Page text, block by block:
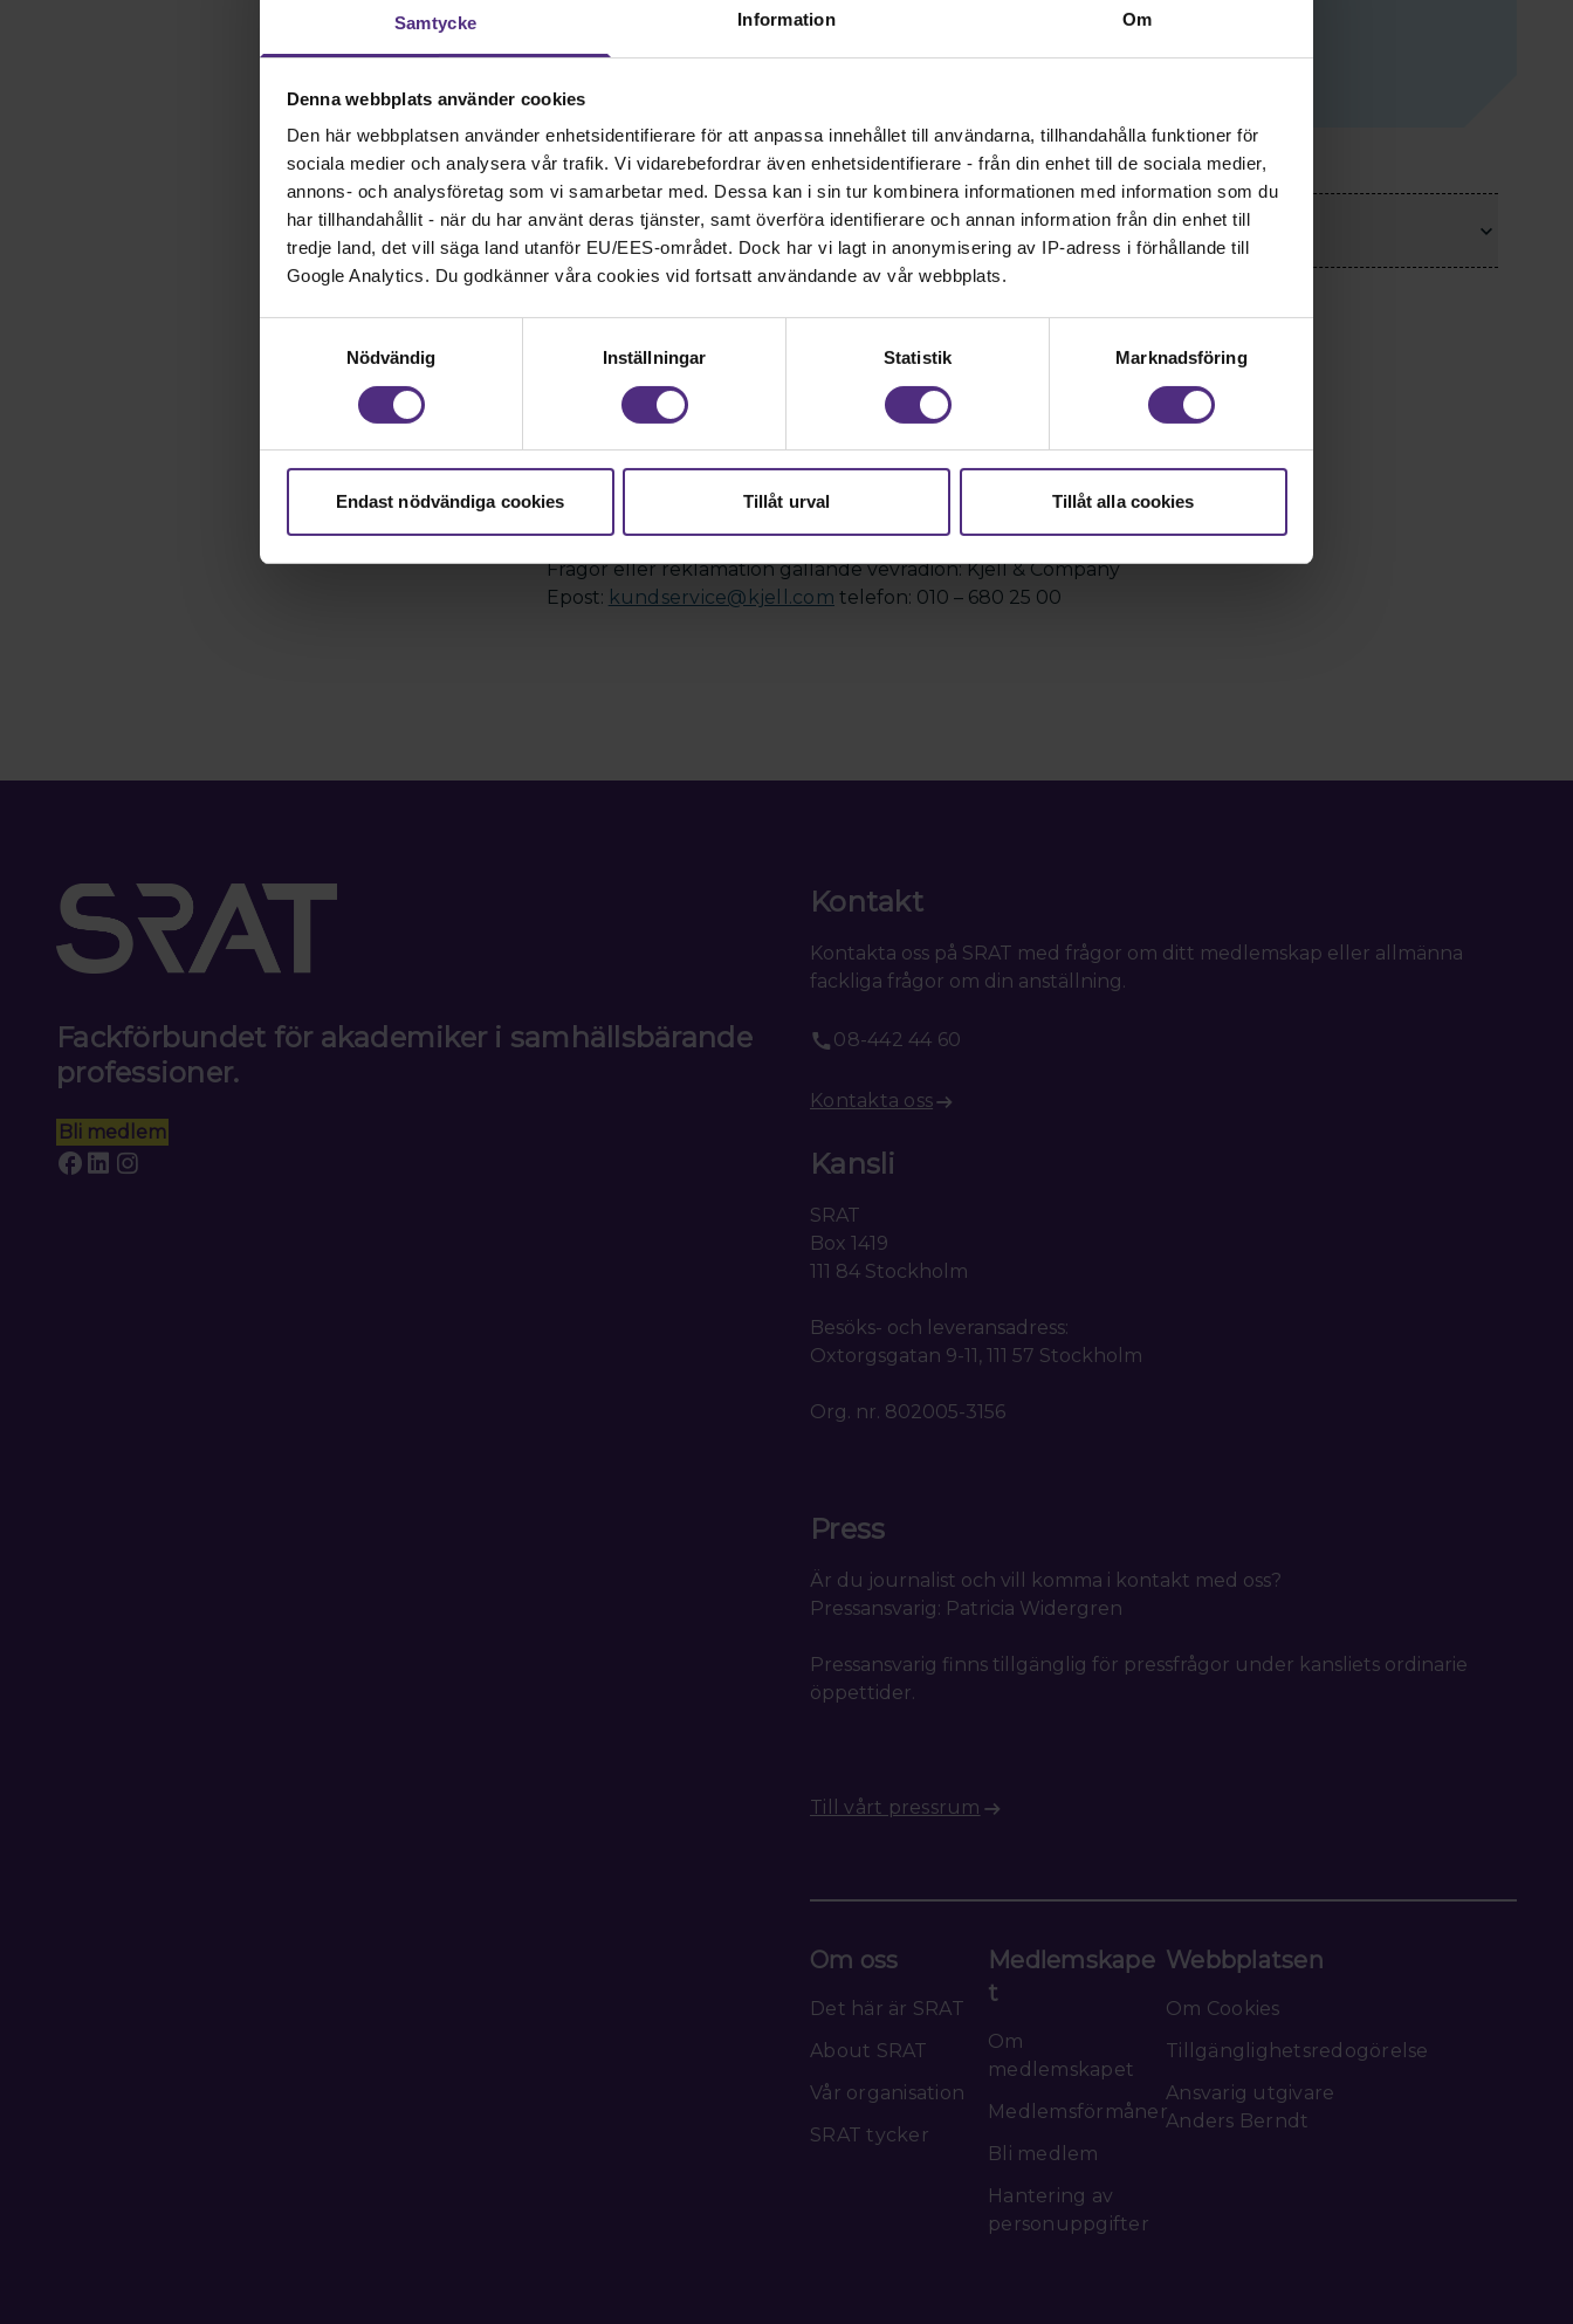
Samtycke Information Om
Denna webbplats använder cookies
Den här webbplatsen använder enhetsidentifierare för att anpassa innehållet till användarna, tillhandahålla funktioner för
sociala medier och analysera vår trafik. Vi vidarebefordrar även enhetsidentifierare - från din enhet till de sociala medier,
annons- och analysföretag som vi samarbetar med. Dessa kan i sin tur kombinera informationen med information som du
har tillhandahållit - när du har använt deras tjänster, samt överföra identifierare och annan information från din enhet till
tredje land, det vill säga land utanför EU/EES-området. Dock har vi lagt in anonymisering av IP-adress i förhållande till
Google Analytics. Du godkänner våra cookies vid fortsatt användande av vår webbplats.
Nödvändig
Inställningar Statistik Marknadsföring
Endast nödvändiga cookies Tillåt urval Tillåt alla cookies
Vikt: 2,1 kg inkl emballage
Beställ Folklådan med medlemsrabatt
Uppgifter kopplat till reklamation Folklådan
Frågor kring leverans eller retur av hel låda: Nordway Store
E-post:support@nordwaystore.seTelefon 0220-77 20 40
Frågor eller reklamation gällande Triangakök:
Frågor eller reklamation gällande vevradion: Kjell & Company
Epost: kundservice@kjell.com telefon: 010 – 680 25 00
Fackförbundet för akademiker i samhällsbärande
professioner.
Bli medlem
Kontakt
Kontakta oss på SRAT med frågor om ditt medlemskap eller allmänna
fackliga frågor om din anställning.
08-442 44 60
Kontakta oss
Kansli
SRAT
Box 1419
111 84 Stockholm
Besöks- och leveransadress:
Oxtorgsgatan 9-11, 111 57 Stockholm
Org. nr. 802005-3156
Press
Är du journalist och vill komma i kontakt med oss?
Pressansvarig: Patricia Widergren
Pressansvarig finns tillgänglig för pressfrågor under kansliets ordinarie
öppettider.
Till vårt pressrum
Om oss
Det här är SRAT
About SRAT
Vår organisation
SRAT tycker
Medlemskape
t
Om
medlemskapet
Medlemsförmåner
Bli medlem
Hantering av
personuppgifter
Webbplatsen
Om Cookies
Tillgänglighetsredogörelse
Ansvarig utgivare
Anders Berndt